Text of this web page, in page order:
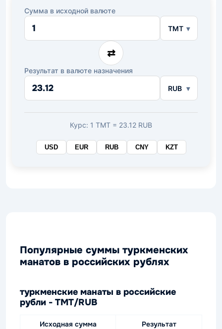
Сумма в исходной валюте
TMT
⇄
Результат в валюте назначения
RUB
Курс: 1 TMT = 23.12 RUB
USD EUR RUB CNY KZT
Популярные суммы туркменских
манатов в российских рублях
туркменские манаты в российские
рубли - TMT/RUB
Исходная сумма Результат